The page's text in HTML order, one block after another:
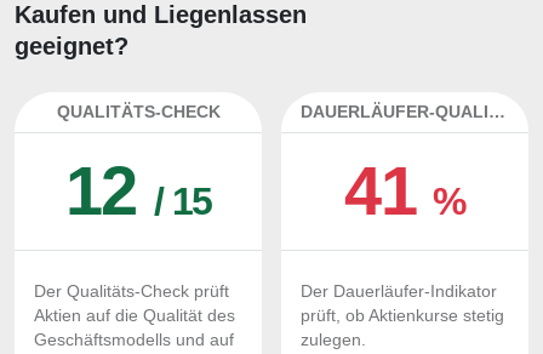
Kaufen und Liegenlassen
geeignet?
QUALITÄTS-CHECK
12 / 15
Der Qualitäts-Check prüft
Aktien auf die Qualität des
Geschäftsmodells und auf
DAUERLÄUFER-QUALITÄTEN
41%
Der Dauerläufer-Indikator
prüft, ob Aktienkurse stetig
zulegen.